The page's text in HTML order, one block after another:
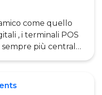
funziona e quali
offre
aziende e
i dati di
Innovative
come quello
, i terminali POS
più centrale.
si sono
e alle esigenze